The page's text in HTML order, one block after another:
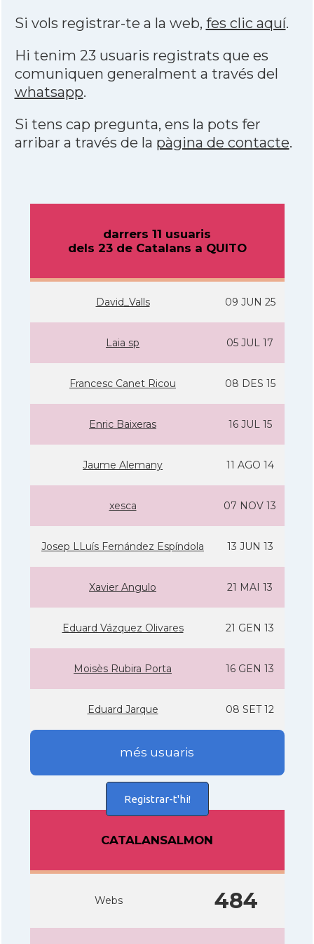
Si vols registrar-te a la web, fes clic aquí.
Hi tenim 23 usuaris registrats que es
comuniquen generalment a través del
whatsapp.
Si tens cap pregunta, ens la pots fer
arribar a través de la pàgina de contacte.
darrers 11 usuaris
dels 23 de Catalans a QUITO
David_Valls 09 JUN 25
Laia sp 05 JUL 17
Francesc Canet Ricou 08 DES 15
Enric Baixeras 16 JUL 15
Jaume Alemany 11 AGO 14
xesca 07 NOV 13
Josep LLuí­s Fernández Espí­ndola 13 JUN 13
Xavier Angulo 21 MAI 13
Eduard Vázquez Olivares 21 GEN 13
Moisès Rubira Porta 16 GEN 13
Eduard Jarque 08 SET 12
més usuaris
Registrar-t'hi!
CATALANSALMON
Webs 484